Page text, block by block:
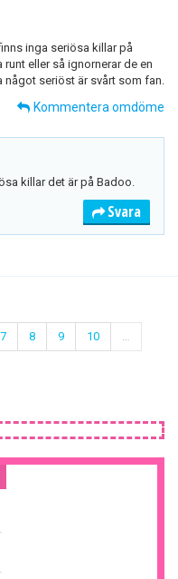
inga seriösa killar på
eller så ignornerar de en
något seriöst är svårt som fan.
Kommentera omdöme
killar det är på Badoo.
Svara
7 8 9 10 …